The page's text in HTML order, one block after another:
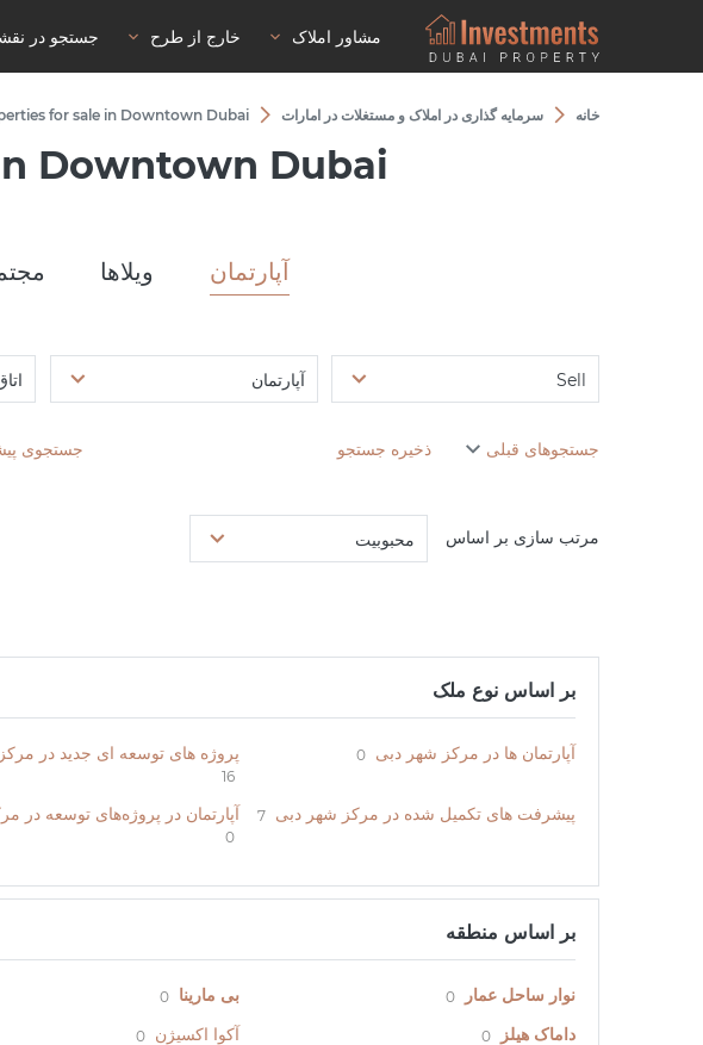
مشاور املاک خارج از طرح جستجو در
خانه سرمایه گذاری در املاک و مستغلات در امارات for sale in Downtown Dubai
Downtown Dubai
آپارتمان ویلاها
Sell آپارتمان
جستجوهای قبلی ذخیره جستجو جستجوی
مرتب سازی بر اساس محبوبیت
بر اساس نوع ملک
آپارتمان ها در مرکز شهر دبی 0 پروژه های توسعه ای جدید در
16
پیشرفت های تکمیل شده در مرکز شهر دبی 7 آپارتمان در پروژه‌های توسعه در
0
بر اساس منطقه
نوار ساحل عمار 0 بی مارینا 0
داماک هیلز 0 آکوا اکسیژن 0